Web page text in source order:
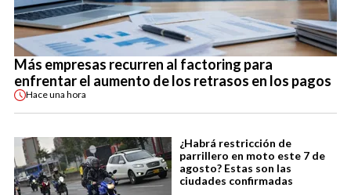
Más empresas recurren al factoring para
enfrentar el aumento de los retrasos en los pagos
Haceuna hora
¿Habrá restricción de
parrillero en moto este 7 de
agosto? Estas son las
ciudades confirmadas